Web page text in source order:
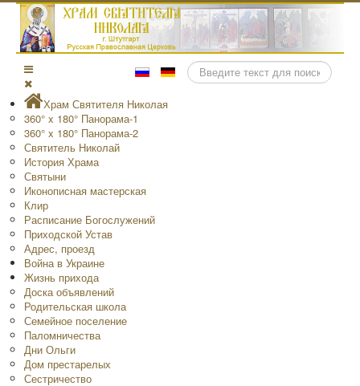
Поиск
Храм Святителя Николая
360° x 180° Панорама-1
360° x 180° Панорама-2
Святитель Николай
История Храма
Святыни
Иконописная мастерская
Клир
Расписание Богослужений
Приходской Устав
Адрес, проезд
Война в Украине
Жизнь прихода
Доска объявлений
Родительская школа
Семейное поселение
Паломничества
Дни Ольги
Дом престарелых
Сестричество